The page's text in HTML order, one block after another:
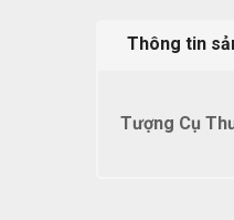
Thông tin
Tượng Cụ